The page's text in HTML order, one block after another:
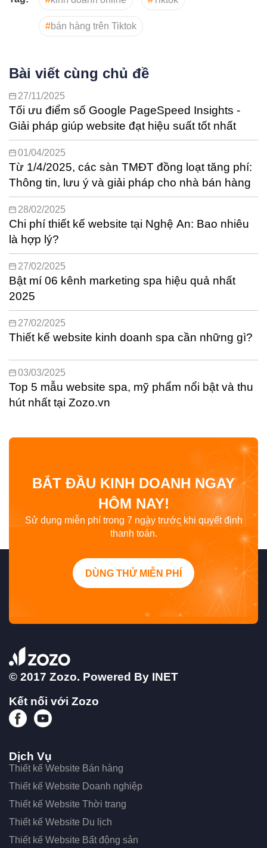
#bán hàng trên Tiktok
Bài viết cùng chủ đề
27/11/2025
Tối ưu điểm số Google PageSpeed Insights -
Giải pháp giúp website đạt hiệu suất tốt nhất
01/04/2025
Từ 1/4/2025, các sàn TMĐT đồng loạt tăng phí:
Thông tin, lưu ý và giải pháp cho nhà bán hàng
28/02/2025
Chi phí thiết kế website tại Nghệ An: Bao nhiêu
là hợp lý?
27/02/2025
Bật mí 06 kênh marketing spa hiệu quả nhất
2025
27/02/2025
Thiết kế website kinh doanh spa cần những gì?
03/03/2025
Top 5 mẫu website spa, mỹ phẩm nổi bật và thu
hút nhất tại Zozo.vn
BẮT ĐẦU KINH DOANH NGAY
HÔM NAY!
Sử dụng miễn phí trong 7 ngày trước khi quyết định
thanh toán.
DÙNG THỬ MIỄN PHÍ
© 2017 Zozo. Powered By INET
Kết nối với Zozo
Dịch Vụ
Thiết kế Website Bán hàng
Thiết kế Website Doanh nghiệp
Thiết kế Website Thời trang
Thiết kế Website Du lịch
Thiết kế Website Bất động sản